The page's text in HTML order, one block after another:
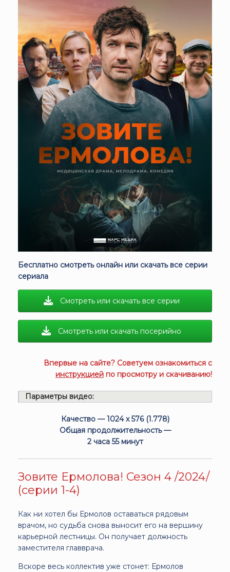
Бесплатно смотреть онлайн или скачать все серии
сериала
Смотреть или скачать все серии
Смотреть или скачать посерийно
Впервые на сайте? Советуем ознакомиться с
инструкцией по просмотру и скачиванию!
Параметры видео:
Качество — 1024 x 576 (1.778)
Общая продолжительность —
2 часа 55 минут
Зовите Ермолова! Сезон 4 /2024/
(серии 1-4)
Как ни хотел бы Ермолов оставаться рядовым
врачом, но судьба снова выносит его на вершину
карьерной лестницы. Он получает должность
заместителя главврача.
Вскоре весь коллектив уже стонет: Ермолов